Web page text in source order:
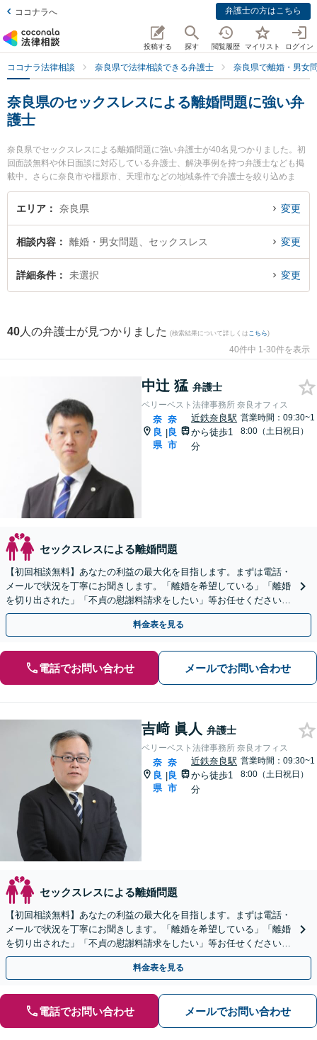
ココナラへ 弁護士の方はこちら
投稿する 探す 閲覧履歴 マイリスト ログイン
ココナラ法律相談 奈良県で法律相談できる弁護士 奈良県で離婚・男女
奈良県のセックスレスによる離婚問題に強い弁
護士
奈良県でセックスレスによる離婚問題に強い弁護士が40名見つかりました。初
回面談無料や休日面談に対応している弁護士、解決事例を持つ弁護士なども掲
載中。さらに奈良市や橿原市、天理市などの地域条件で弁護士を絞り込めま
す。離婚・男女問題に関係する財産分与や養育費、親権等の細かな分野での絞
り込み検索もでき便利です。特にベリーベスト法律事務所 奈良オフィスの中辻
強みなどが注目されています。『奈良県で土日や夜間に発生したセックスレス
による離婚問題のトラブルを今すぐに弁護士に相談したい』『セックスレスに
よる離婚問題のトラブル解決の実績豊富な近くの弁護士を検索したい』『初回
エリア 奈良県 変更
相談内容 離婚・男女問題、セックスレス 変更
詳細条件 未選択 変更
40 人の弁護士が見つかりました (検索結果について詳しくは こちら)
40件中 1-30件を表示
中辻 猛 弁護士
ベリーベスト法律事務所 奈良オフィス
奈
良
県
|
奈
良
市
近鉄奈良駅
から徒歩1
分
営業時間：09:30~1
8:00（土日祝日）
セックスレスによる離婚問題
【初回相談無料】あなたの利益の最大化を目指します。まずは電話・
メールで状況を丁寧にお聞きします。「離婚を希望している」「離婚
を切り出された」「不貞の慰謝料請求をしたい」等お任せください。
【リーズナブルな料金設定】
料金表を見る
電話でお問い合わせ メールでお問い合わせ
吉﨑 眞人 弁護士
ベリーベスト法律事務所 奈良オフィス
奈
良
県
|
奈
良
市
近鉄奈良駅
から徒歩1
分
営業時間：09:30~1
8:00（土日祝日）
セックスレスによる離婚問題
【初回相談無料】あなたの利益の最大化を目指します。まずは電話・
メールで状況を丁寧にお聞きします。「離婚を希望している」「離婚
を切り出された」「不貞の慰謝料請求をしたい」等お任せください。
【リーズナブルな料金設定】
料金表を見る
電話でお問い合わせ メールでお問い合わせ